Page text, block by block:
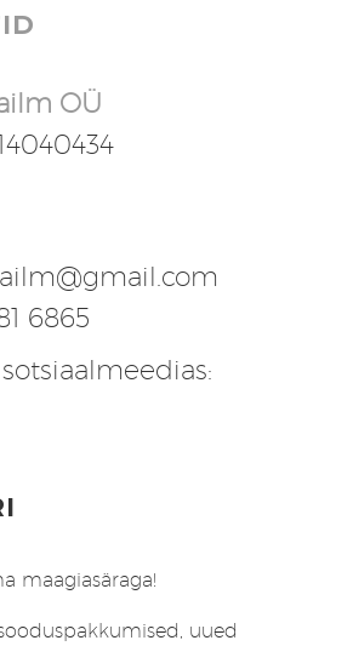
OÜ
6865
maagiasäraga!
uued